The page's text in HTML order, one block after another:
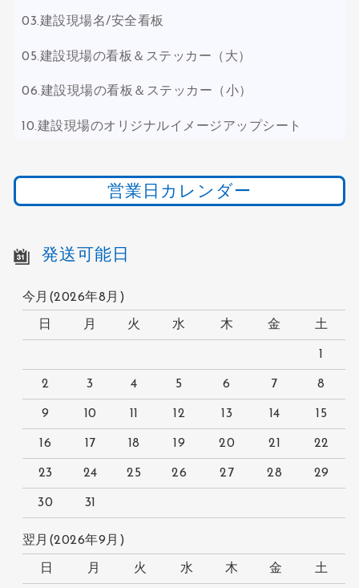
03.建設現場名/安全看板
05.建設現場の看板＆ステッカー（大）
06.建設現場の看板＆ステッカー（小）
10.建設現場のオリジナルイメージアップシート
営業日カレンダー
発送可能日
今月(2026年8月)
日 月 火 水 木 金 土
1
2 3 4 5 6 7 8
9 10 11 12 13 14 15
16 17 18 19 20 21 22
23 24 25 26 27 28 29
30 31
翌月(2026年9月)
日 月 火 水 木 金 土